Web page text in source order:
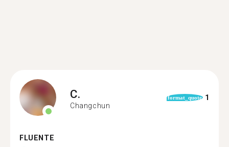
C.
Changchun
format_quote 1
FLUENTE